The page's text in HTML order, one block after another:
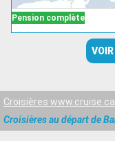
Pension complète
Croisières www.cruise.ca
Croisières au départ de